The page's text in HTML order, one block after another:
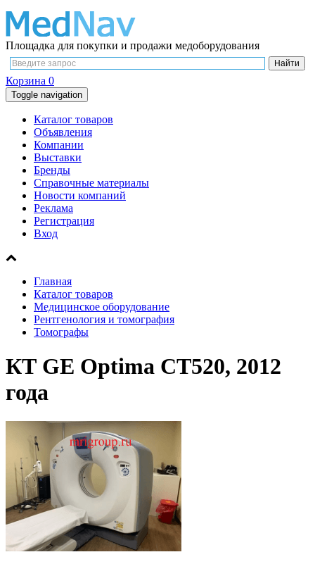
Площадка для покупки и продажи медоборудования
Корзина 0
Toggle navigation
Каталог товаров
Объявления
Компании
Выставки
Бренды
Справочные материалы
Новости компаний
Реклама
Регистрация
Вход
Главная
Каталог товаров
Медицинское оборудование
Рентгенология и томография
Томографы
КТ GE Optima CT520, 2012
года